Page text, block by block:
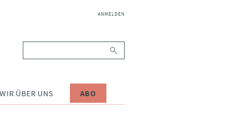
NAVIGATION
ANMELDEN
WIR ÜBER UNS ABO